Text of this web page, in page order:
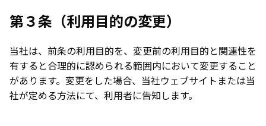
第３条（利用目的の変更）
当社は、前条の利用目的を、変更前の利用目的と関連性を
有すると合理的に認められる範囲内において変更すること
があります。変更をした場合、当社ウェブサイトまたは当
社が定める方法にて、利用者に告知します。